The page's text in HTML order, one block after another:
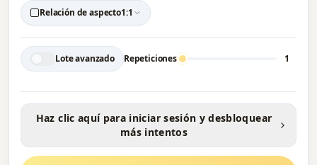
Relación de aspecto1:1
Lote avanzado Repeticiones 1
Haz clic aquí para iniciar sesión y desbloquear
más intentos